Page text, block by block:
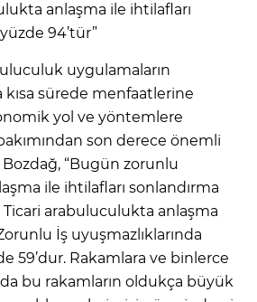
anlaşma ile ihtilafları
94’tür”
uygulamaların
kısa sürede menfaatlerine
yol ve yöntemlere
son derece önemli
“Bugün zorunlu
ile ihtilafları sonlandırma
Ticari arabuluculukta anlaşma
İş uyuşmazlıklarında
59’dur. Rakamlara ve binlerce
bu rakamların oldukça büyük